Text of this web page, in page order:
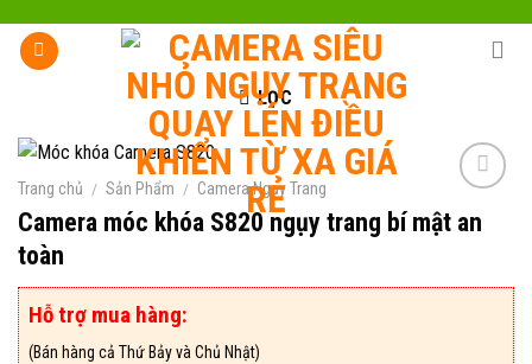
content
LỌC
Trang chủ / Sản Phẩm / Camera Ngụy Trang
Camera móc khóa S820 ngụy trang bí mật an
toàn
Hỗ trợ mua hàng:
(Bán hàng cả Thứ Bảy và Chủ Nhật)